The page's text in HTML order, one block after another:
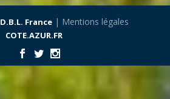
D.B.L. France| Mentions légales
COTE.AZUR.FR